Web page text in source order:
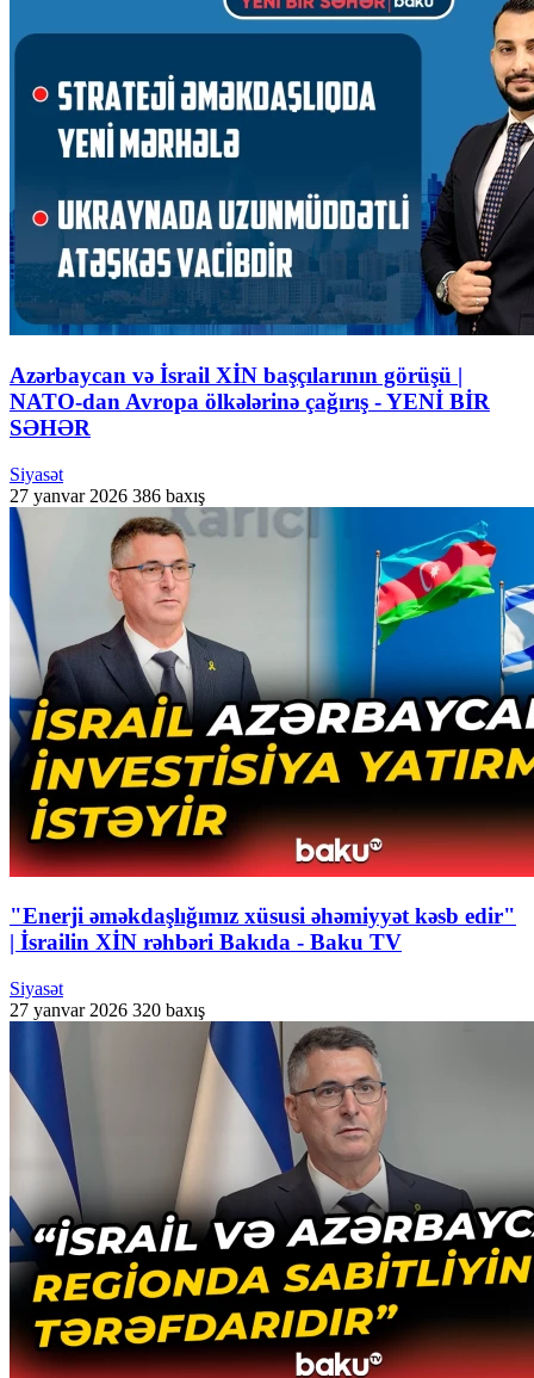
Azərbaycan və İsrail XİN başçılarının görüşü |
NATO-dan Avropa ölkələrinə çağırış - YENİ BİR
SƏHƏR
Siyasət
27 yanvar 2026 386 baxış
"Enerji əməkdaşlığımız xüsusi əhəmiyyət kəsb edir"
| İsrailin XİN rəhbəri Bakıda - Baku TV
Siyasət
27 yanvar 2026 320 baxış